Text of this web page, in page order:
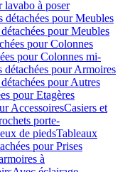
lavabo à poser
détachées pour Meubles
pour Meubles
pour Colonnes
pour Colonnes mi-
détachées pour Armoires
pour Autres
pour Etagères
AccessoiresCasiers et
porte-
de piedsTableaux
pour Prises
à